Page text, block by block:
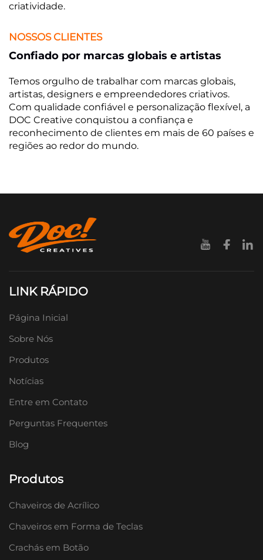
criatividade.
NOSSOS CLIENTES
Confiado por marcas globais e artistas
Temos orgulho de trabalhar com marcas globais,
artistas, designers e empreendedores criativos.
Com qualidade confiável e personalização flexível, a
DOC Creative conquistou a confiança e
reconhecimento de clientes em mais de 60 países e
regiões ao redor do mundo.
LINK RÁPIDO
Página Inicial
Sobre Nós
Produtos
Notícias
Entre em Contato
Perguntas Frequentes
Blog
Produtos
Chaveiros de Acrílico
Chaveiros em Forma de Teclas
Crachás em Botão